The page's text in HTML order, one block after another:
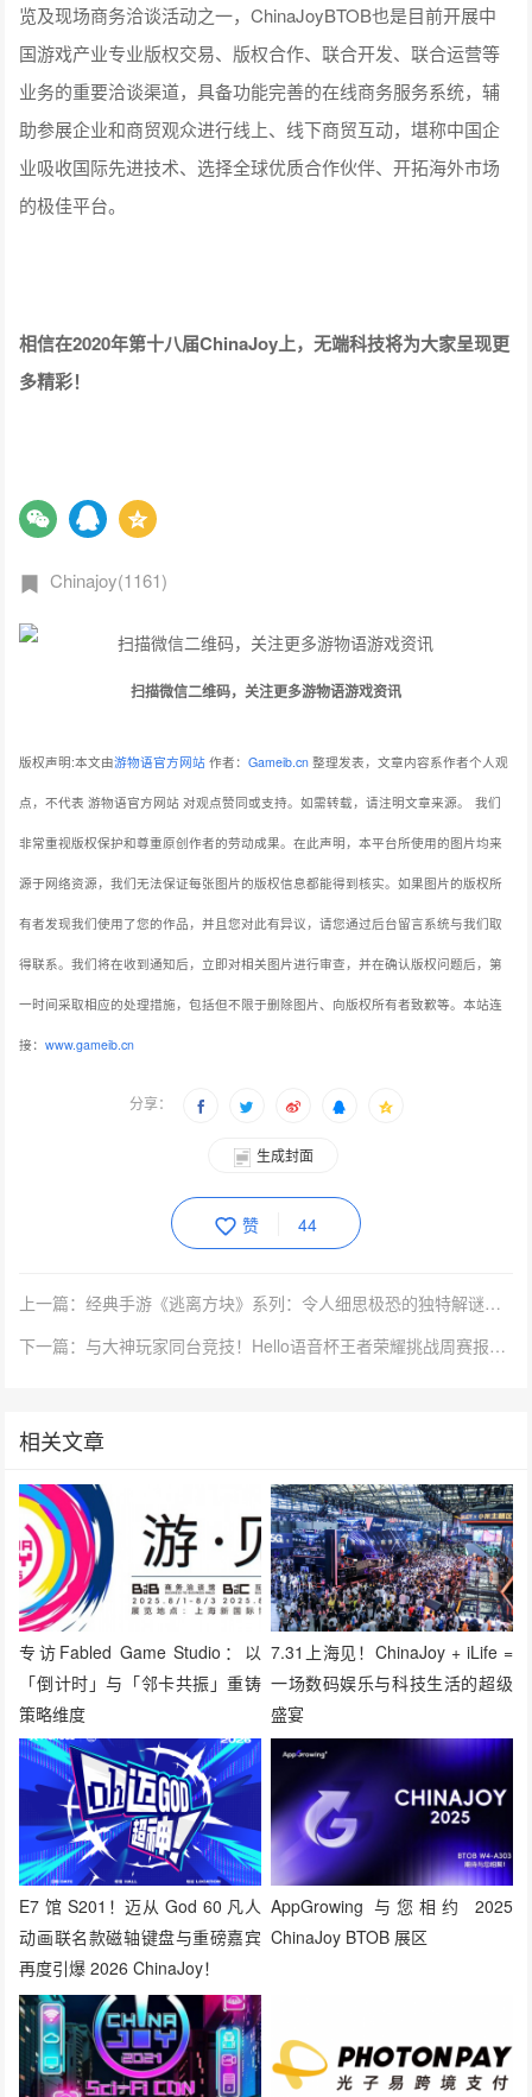
览及现场商务洽谈活动之一，ChinaJoyBTOB也是目前开展中
国游戏产业专业版权交易、版权合作、联合开发、联合运营等
业务的重要洽谈渠道，具备功能完善的在线商务服务系统，辅
助参展企业和商贸观众进行线上、线下商贸互动，堪称中国企
业吸收国际先进技术、选择全球优质合作伙伴、开拓海外市场
的极佳平台。
相信在2020年第十八届ChinaJoy上，无端科技将为大家呈现更
多精彩！
Chinajoy(1161)
扫描微信二维码，关注更多游物语游戏资讯
版权声明:本文由游物语官方网站 作者：Gameib.cn 整理发表，文章内容系作者个人观
点，不代表 游物语官方网站 对观点赞同或支持。如需转载，请注明文章来源。 我们
非常重视版权保护和尊重原创作者的劳动成果。在此声明，本平台所使用的图片均来
源于网络资源，我们无法保证每张图片的版权信息都能得到核实。如果图片的版权所
有者发现我们使用了您的作品，并且您对此有异议，请您通过后台留言系统与我们取
得联系。我们将在收到通知后，立即对相关图片进行审查，并在确认版权问题后，第
一时间采取相应的处理措施，包括但不限于删除图片、向版权所有者致歉等。本站连
接：www.gameib.cn
分享：
生成封面
赞 44
上一篇：经典手游《逃离方块》系列：令人细思极恐的独特解谜游戏
下一篇：与大神玩家同台竞技！Hello语音杯王者荣耀挑战周赛报名开启
相关文章
专访Fabled Game Studio：以
「倒计时」与「邻卡共振」重铸
策略维度
7.31上海见！ChinaJoy + iLife =
一场数码娱乐与科技生活的超级
盛宴
E7 馆 S201！迈从 God 60 凡人
动画联名款磁轴键盘与重磅嘉宾
再度引爆 2026 ChinaJoy！
AppGrowing 与您相约 2025
ChinaJoy BTOB 展区